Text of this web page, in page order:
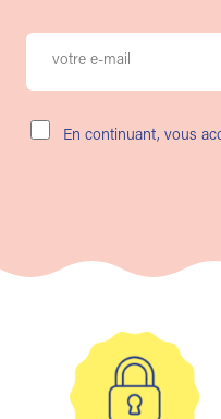
En continuant, vous